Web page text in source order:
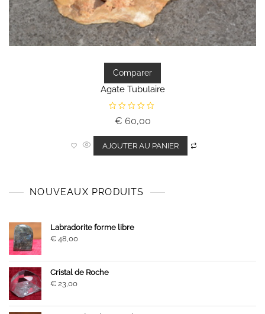
Comparer
Agate Tubulaire
e
0
€ 60,00
AJOUTER AU PANIER
NOUVEAUX PRODUITS
Labradorite forme libre
€ 48,00
Cristal de Roche
€ 23,00